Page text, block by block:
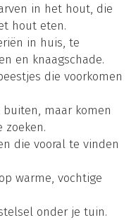
in het hout, die
hout eten.
in huis, te
en knaagschade.
die voorkomen
maar komen
zoeken.
die vooral te vinden
warme, vochtige
onder je tuin.